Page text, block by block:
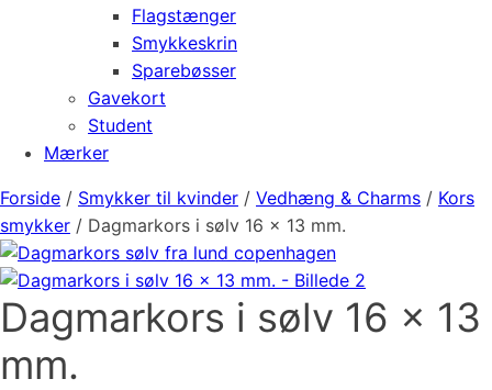
Flagstænger
Smykkeskrin
Sparebøsser
Gavekort
Student
Mærker
Forside / Smykker til kvinder / Vedhæng & Charms / Kors
smykker / Dagmarkors i sølv 16 x 13 mm.
Dagmarkors i sølv 16 x 13
mm.